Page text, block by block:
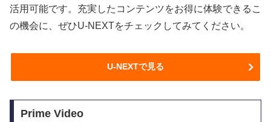
活用可能です。充実したコンテンツをお得に体験できるこ
の機会に、ぜひU-NEXTをチェックしてみてください。
U-NEXTで見る
Prime Video